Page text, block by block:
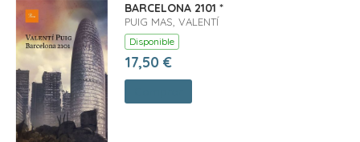
BARCELONA 2101 *
PUIG MAS, VALENTÍ
Disponible
17,50 €